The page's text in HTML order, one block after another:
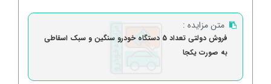
متن مزایده :
فروش دولتی تعداد 5 دستگاه خودرو سنگین و سبک اسقاطی
به صورت یکجا